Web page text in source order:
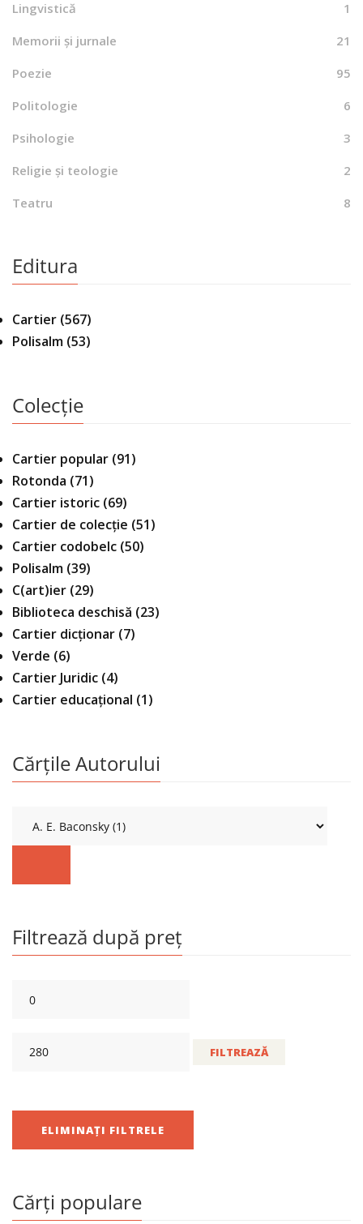
Lingvistică
1
Memorii și jurnale
21
Poezie
95
Politologie
6
Psihologie
3
Religie și teologie
2
Teatru
8
Editura
Cartier (567)
Polisalm (53)
Colecție
Cartier popular (91)
Rotonda (71)
Cartier istoric (69)
Cartier de colecție (51)
Cartier codobelc (50)
Polisalm (39)
C(art)ier (29)
Biblioteca deschisă (23)
Cartier dicționar (7)
Verde (6)
Cartier Juridic (4)
Cartier educațional (1)
Cărțile Autorului
Filtrează după preț
FILTREAZĂ
ELIMINAȚI FILTRELE
Cărți populare